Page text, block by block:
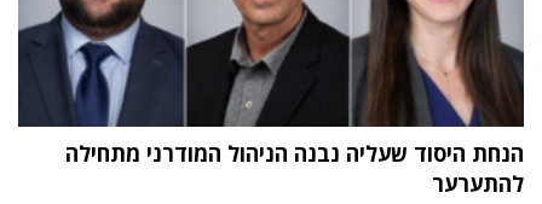
הנחת היסוד שעליה נבנה הניהול המודרני מתחילה
להתערער